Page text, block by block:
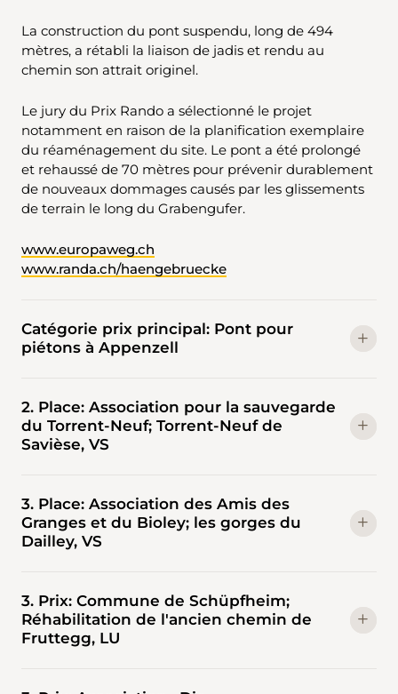
La construction du pont suspendu, long de 494
mètres, a rétabli la liaison de jadis et rendu au
chemin son attrait originel.
Le jury du Prix Rando a sélectionné le projet
notamment en raison de la planification exemplaire
du réaménagement du site. Le pont a été prolongé
et rehaussé de 70 mètres pour prévenir durablement
de nouveaux dommages causés par les glissements
de terrain le long du Grabengufer.
www.europaweg.ch
www.randa.ch/haengebruecke
Catégorie prix principal: Pont pour
piétons à Appenzell
2. Place: Association pour la sauvegarde
du Torrent-Neuf; Torrent-Neuf de
Savièse, VS
3. Place: Association des Amis des
Granges et du Bioley; les gorges du
Dailley, VS
3. Prix: Commune de Schüpfheim;
Réhabilitation de l'ancien chemin de
Fruttegg, LU